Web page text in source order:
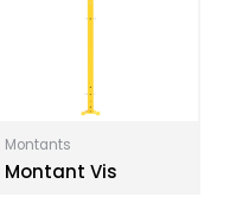
Montants
Montant Vis